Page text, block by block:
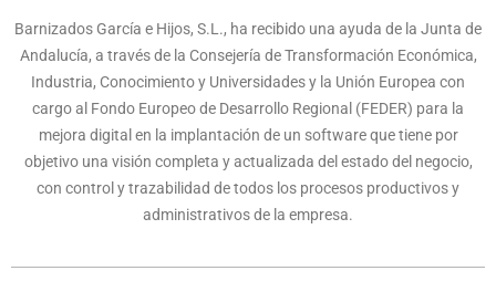
Barnizados García e Hijos, S.L., ha recibido una ayuda de la Junta de
Andalucía, a través de la Consejería de Transformación Económica,
Industria, Conocimiento y Universidades y la Unión Europea con
cargo al Fondo Europeo de Desarrollo Regional (FEDER) para la
mejora digital en la implantación de un software que tiene por
objetivo una visión completa y actualizada del estado del negocio,
con control y trazabilidad de todos los procesos productivos y
administrativos de la empresa.